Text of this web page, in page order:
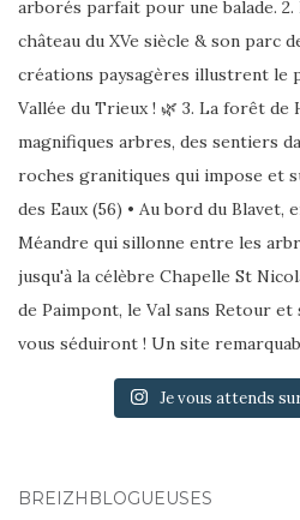
Je vous attends
BREIZHBLOGUEUSES